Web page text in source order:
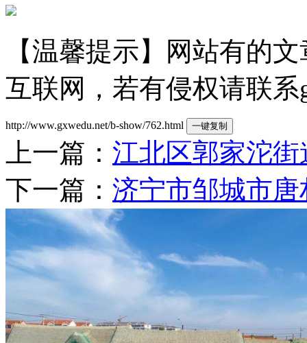
【温馨提示】网站有的
互联网，若有侵权请联系
http://www.gxwedu.net/b-show/762.html 一键复制
上一篇： 江北区郭家沱街
下一篇： 济宁市邹城市唐